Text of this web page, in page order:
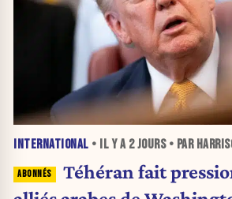
INTERNATIONAL • IL Y A 2 JOURS• PAR
Téhéran fait